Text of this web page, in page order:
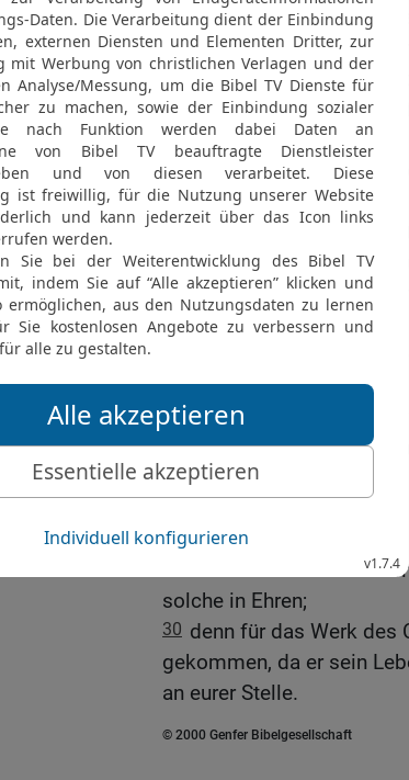
21 denn sie suchen alle
22 Wie er sich aber
wie ein Kind dem Vater
23 Diesen hoffe ich nun
kann, wie es mit mir
24 Ich bin aber voll
bald kommen werde.
25
Doch habe ich es für
euch zu senden, meinen
der auch euer Gesandter
26 denn er hatte
weil ihr gehört habt, dass
27 Er war auch wirklich
erbarmt, und nicht nur
ich nicht eine Betrübnis
28 Umso dringlicher habe
seinen Anblick wieder
Betrübnis habe.
So nehmt ihn nun auf
solche in Ehren;
30 denn für das Werk des
gekommen, da er sein
an eurer Stelle.
© 2000 Genfer Bibelgesellschaft